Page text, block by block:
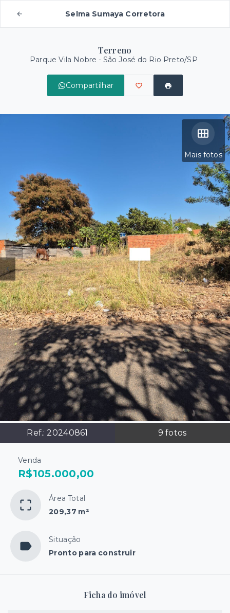
Selma Sumaya Corretora
Terreno
Parque Vila Nobre - São José do Rio Preto/SP
Compartilhar
Mais fotos
Ref.: 20240861 9 fotos
Venda
R$105.000,00
Área Total
209,37 m²
Situação
Pronto para construir
Ficha do imóvel